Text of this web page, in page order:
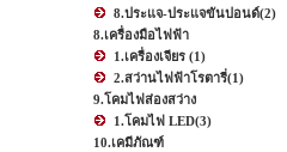
8.ประแจ-ประแจขันปอนด์(2)
8.เครื่องมือไฟฟ้า
1.เครื่องเจียร (1)
2.สว่านไฟฟ้าโรตารี่(1)
9.โคมไฟส่องสว่าง
1.โคมไฟ LED(3)
10.เคมีภัณฑ์